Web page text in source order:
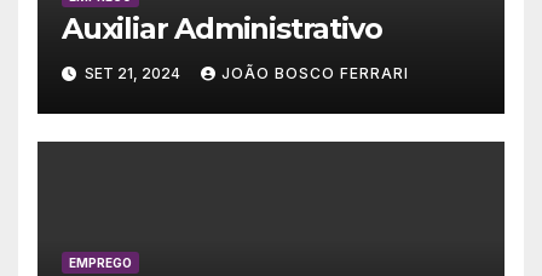
Auxiliar Administrativo
SET 21, 2024 JOÃO BOSCO FERRARI
EMPREGO